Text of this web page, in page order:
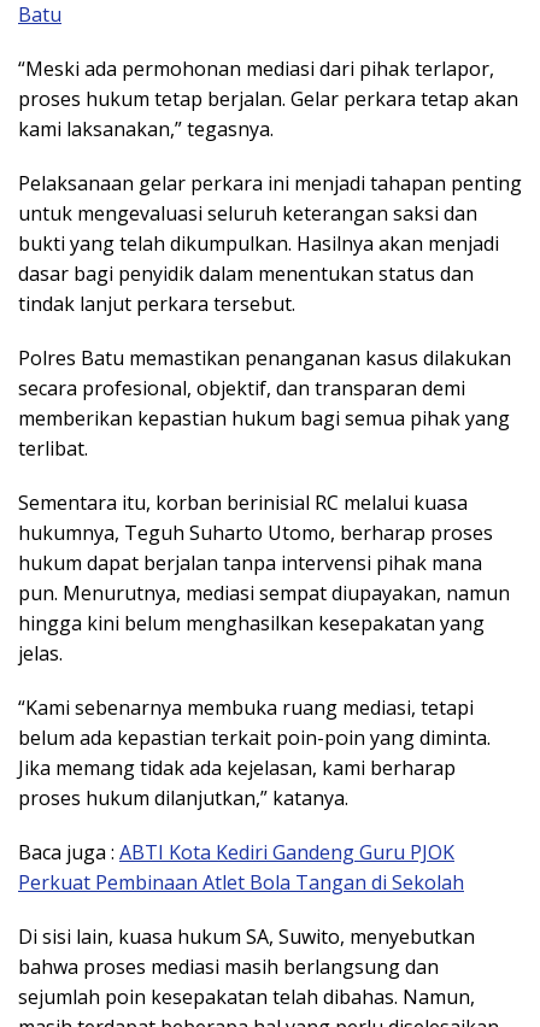
Batu
“Meski ada permohonan mediasi dari pihak terlapor,
proses hukum tetap berjalan. Gelar perkara tetap akan
kami laksanakan,” tegasnya.
Pelaksanaan gelar perkara ini menjadi tahapan penting
untuk mengevaluasi seluruh keterangan saksi dan
bukti yang telah dikumpulkan. Hasilnya akan menjadi
dasar bagi penyidik dalam menentukan status dan
tindak lanjut perkara tersebut.
Polres Batu memastikan penanganan kasus dilakukan
secara profesional, objektif, dan transparan demi
memberikan kepastian hukum bagi semua pihak yang
terlibat.
Sementara itu, korban berinisial RC melalui kuasa
hukumnya, Teguh Suharto Utomo, berharap proses
hukum dapat berjalan tanpa intervensi pihak mana
pun. Menurutnya, mediasi sempat diupayakan, namun
hingga kini belum menghasilkan kesepakatan yang
jelas.
“Kami sebenarnya membuka ruang mediasi, tetapi
belum ada kepastian terkait poin-poin yang diminta.
Jika memang tidak ada kejelasan, kami berharap
proses hukum dilanjutkan,” katanya.
Baca juga : ABTI Kota Kediri Gandeng Guru PJOK
Perkuat Pembinaan Atlet Bola Tangan di Sekolah
Di sisi lain, kuasa hukum SA, Suwito, menyebutkan
bahwa proses mediasi masih berlangsung dan
sejumlah poin kesepakatan telah dibahas. Namun,